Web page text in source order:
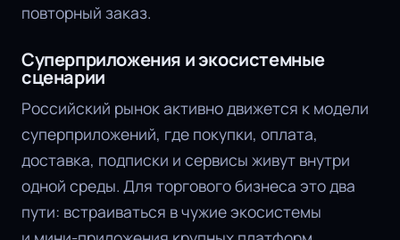
повторный заказ.
Суперприложения и экосистемные
сценарии
Российский рынок активно движется к модели
суперприложений, где покупки, оплата,
доставка, подписки и сервисы живут внутри
одной среды. Для торгового бизнеса это два
пути: встраиваться в чужие экосистемы